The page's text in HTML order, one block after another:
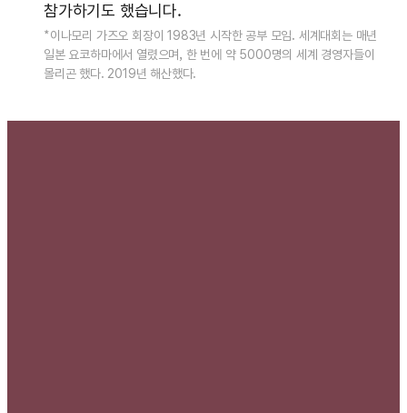
참가하기도 했습니다.
*이나모리 가즈오 회장이 1983년 시작한 공부 모임. 세계대회는 매년
일본 요코하마에서 열렸으며, 한 번에 약 5000명의 세계 경영자들이
몰리곤 했다. 2019년 해산했다.